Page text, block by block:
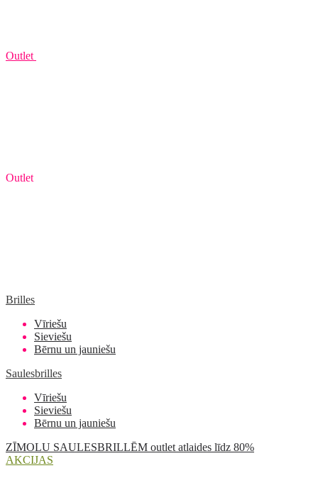
Outlet
Outlet
Brilles
Vīriešu
Sieviešu
Bērnu un jauniešu
Saulesbrilles
Vīriešu
Sieviešu
Bērnu un jauniešu
ZĪMOLU SAULESBRILLĒM outlet atlaides līdz 80%
AKCIJAS